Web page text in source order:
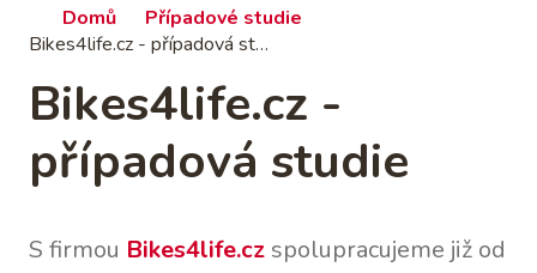
Drobečková
navigace
Domů
Případové studie
Bikes4life.cz - případová studie
Bikes4life.cz -
případová studie
S firmou Bikes4life.cz spolupracujeme již od